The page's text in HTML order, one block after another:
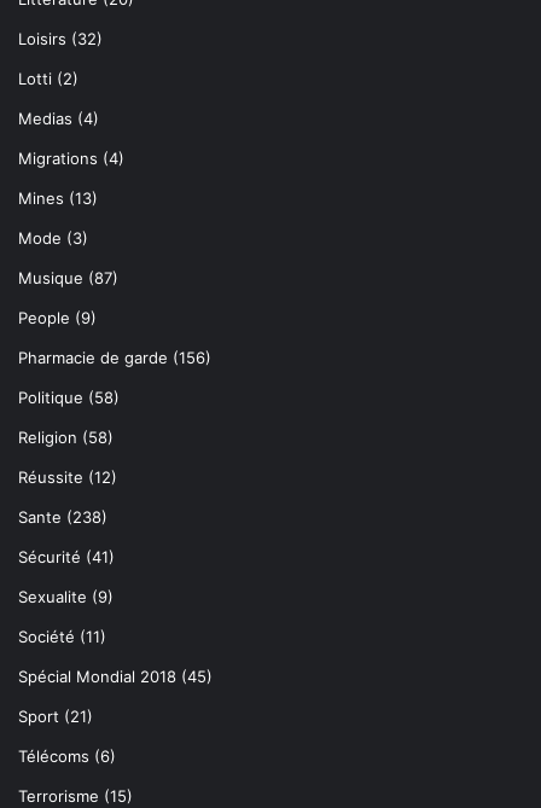
Loisirs (32)
Lotti (2)
Medias (4)
Migrations (4)
Mines (13)
Mode (3)
Musique (87)
People (9)
Pharmacie de garde (156)
Politique (58)
Religion (58)
Réussite (12)
Sante (238)
Sécurité (41)
Sexualite (9)
Société (11)
Spécial Mondial 2018 (45)
Sport (21)
Télécoms (6)
Terrorisme (15)